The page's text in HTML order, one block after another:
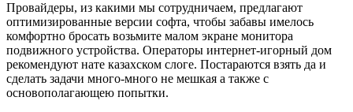
Провайдеры, из какими мы сотрудничаем, предлагают
оптимизированные версии софта, чтобы забавы имелось
комфортно бросать возьмите малом экране монитора
подвижного устройства. Операторы интернет-игорный дом
рекомендуют нате казахском слоге. Постараются взять да и
сделать задачи много-много не мешкая а также с
основополагающею попытки.